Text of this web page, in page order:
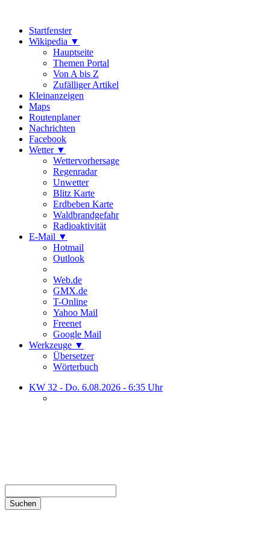
Startfenster
Wikipedia ▼
Hauptseite
Themen Portal
Von A bis Z
Zufälliger Artikel
Kleinanzeigen
Maps
Routenplaner
Nachrichten
Facebook
Wetter ▼
Wettervorhersage
Regenradar
Unwetter
Blitz Karte
Erdbeben Karte
Waldbrandgefahr
Radioaktivität
E-Mail ▼
Hotmail
Outlook
Web.de
GMX.de
T-Online
Yahoo Mail
Freenet
Google Mail
Werkzeuge ▼
Übersetzer
Wörterbuch
KW 32 - Do. 6.08.2026 - 6:35 Uhr